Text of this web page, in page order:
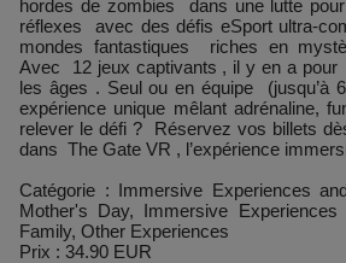
hordes de zombies dans une lutte
réflexes avec des défis eSport ultra-
mondes fantastiques riches en
Avec 12 jeux captivants , il y en a pour
les âges . Seul ou en équipe (jusqu’à
expérience unique mêlant adrénaline,
relever le défi ? Réservez vos billets
dans The Gate VR , l’expérience
Catégorie : Immersive Experiences
Mother's Day, Immersive
Family, Other Experiences
Prix : 34.90 EUR